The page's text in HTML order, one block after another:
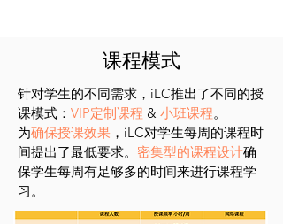
课程模式
针对学生的不同需求，iLC推出了不同的授
课模式： VIP定制课程 & 小班课程。
为确保授课效果 ，iLC对学生每周的课程时
间提出了最低要求。 密集型的课程设计确
保学生每周有足够多的时间来进行课程学
习。​